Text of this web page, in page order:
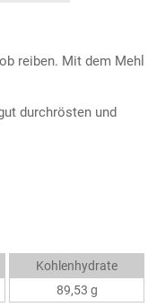
reiben. Mit dem Mehl
durchrösten und
Kohlenhydrate
89,53 g